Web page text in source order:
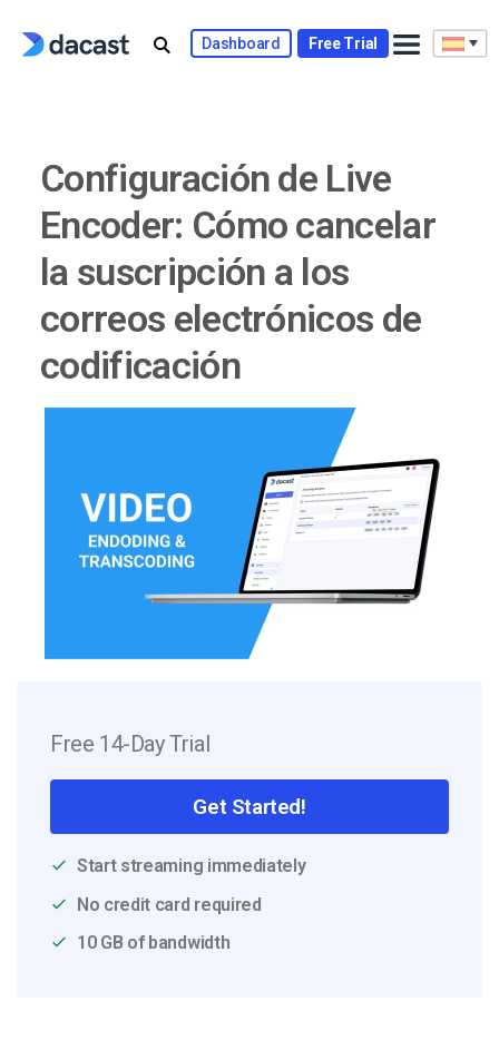
Dashboard Free Trial
Configuración de Live
Encoder: Cómo cancelar
la suscripción a los
correos electrónicos de
codificación
Free 14-Day Trial
Get Started!
Start streaming immediately
No credit card required
10 GB of bandwidth